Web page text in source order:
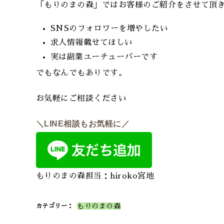
「もりのまの森」ではお客様のご紹介をさせて頂
SNSのフォロワーを増やしたい
求人情報載せてほしい
実は副業ユーチューバーです
でもなんでもありです。
お気軽にご相談ください
＼LINE相談もお気軽に／
もりのまの森担当：hiroko宮地
カテゴリー もりのまの森